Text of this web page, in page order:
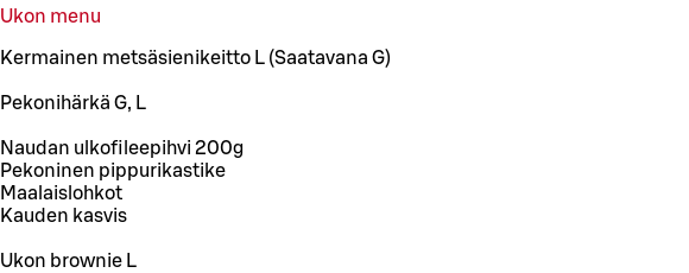
Ukon menu
Kermainen metsäsienikeitto L (Saatavana G)
Pekonihärkä G, L
Naudan ulkofileepihvi 200g
Pekoninen pippurikastike
Maalaislohkot
Kauden kasvis
Ukon brownie L